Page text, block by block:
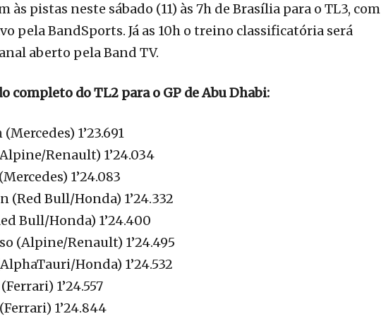
às pistas neste sábado (11) às 7h de Brasília para o TL3, com
pela BandSports. Já as 10h o treino classificatória será
aberto pela Band TV.
completo do TL2 para o GP de Abu Dhabi:
1’23.691
Renault) 1’24.034
1’24.083
(Red Bull/Honda) 1’24.332
Bull/Honda) 1’24.400
(Alpine/Renault) 1’24.495
Honda) 1’24.532
1’24.557
1’24.844